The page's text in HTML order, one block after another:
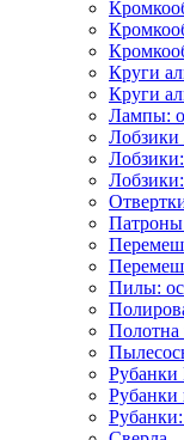
Круги
Круги
Лампы:
Лобзики
Лобзики:
Патроны
Пилы:
Полотна
Рубанки
Рубанки
Рубанки: